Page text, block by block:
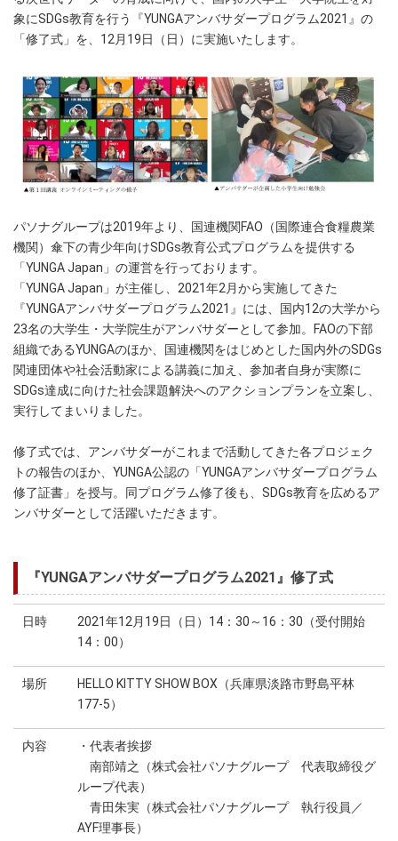
象にSDGs教育を行う『YUNGAアンバサダープログラム2021』の
「修了式」を、12月19日（日）に実施いたします。
パソナグループは2019年より、国連機関FAO（国際連合食糧農業
機関）傘下の青少年向けSDGs教育公式プログラムを提供する
「YUNGA Japan」の運営を行っております。
「YUNGA Japan」が主催し、2021年2月から実施してきた
『YUNGAアンバサダープログラム2021』には、国内12の大学から
23名の大学生・大学院生がアンバサダーとして参加。FAOの下部
組織であるYUNGAのほか、国連機関をはじめとした国内外のSDGs
関連団体や社会活動家による講義に加え、参加者自身が実際に
SDGs達成に向けた社会課題解決へのアクションプランを立案し、
実行してまいりました。
修了式では、アンバサダーがこれまで活動してきた各プロジェク
トの報告のほか、YUNGA公認の「YUNGAアンバサダープログラム
修了証書」を授与。同プログラム修了後も、SDGs教育を広めるア
ンバサダーとして活躍いただきます。
『YUNGAアンバサダープログラム2021』修了式
日時
2021年12月19日（日）14：30～16：30（受付開始
14：00）
場所
HELLO KITTY SHOW BOX（兵庫県淡路市野島平林
177-5）
内容
・代表者挨拶
南部靖之（株式会社パソナグループ 代表取締役グ
ループ代表）
青田朱実（株式会社パソナグループ 執行役員／
AYF理事長）